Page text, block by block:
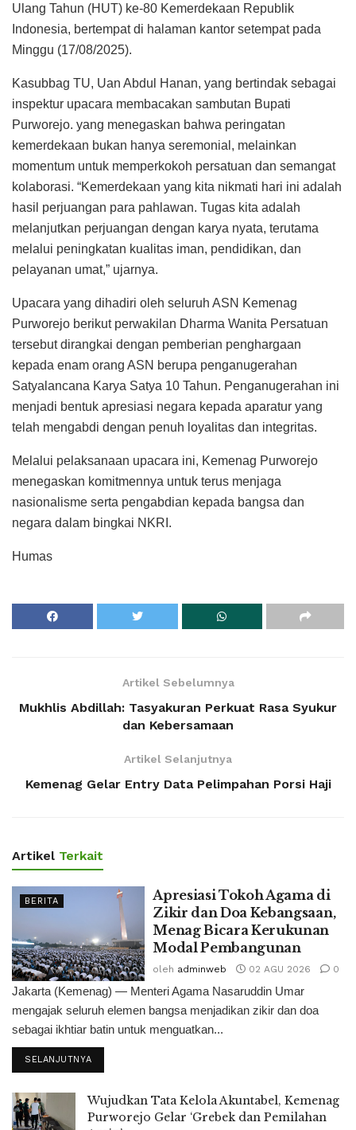
Ulang Tahun (HUT) ke-80 Kemerdekaan Republik
Indonesia, bertempat di halaman kantor setempat pada
Minggu (17/08/2025).
Kasubbag TU, Uan Abdul Hanan, yang bertindak sebagai
inspektur upacara membacakan sambutan Bupati
Purworejo. yang menegaskan bahwa peringatan
kemerdekaan bukan hanya seremonial, melainkan
momentum untuk memperkokoh persatuan dan semangat
kolaborasi. “Kemerdekaan yang kita nikmati hari ini adalah
hasil perjuangan para pahlawan. Tugas kita adalah
melanjutkan perjuangan dengan karya nyata, terutama
melalui peningkatan kualitas iman, pendidikan, dan
pelayanan umat,” ujarnya.
Upacara yang dihadiri oleh seluruh ASN Kemenag
Purworejo berikut perwakilan Dharma Wanita Persatuan
tersebut dirangkai dengan pemberian penghargaan
kepada enam orang ASN berupa penganugerahan
Satyalancana Karya Satya 10 Tahun. Penganugerahan ini
menjadi bentuk apresiasi negara kepada aparatur yang
telah mengabdi dengan penuh loyalitas dan integritas.
Melalui pelaksanaan upacara ini, Kemenag Purworejo
menegaskan komitmennya untuk terus menjaga
nasionalisme serta pengabdian kepada bangsa dan
negara dalam bingkai NKRI.
Humas
Artikel Sebelumnya
Mukhlis Abdillah: Tasyakuran Perkuat Rasa Syukur
dan Kebersamaan
Artikel Selanjutnya
Kemenag Gelar Entry Data Pelimpahan Porsi Haji
Artikel Terkait
BERITA
Apresiasi Tokoh Agama di
Zikir dan Doa Kebangsaan,
Menag Bicara Kerukunan
Modal Pembangunan
oleh adminweb 02 AGU 2026 0
Jakarta (Kemenag) — Menteri Agama Nasaruddin Umar
mengajak seluruh elemen bangsa menjadikan zikir dan doa
sebagai ikhtiar batin untuk menguatkan...
SELANJUTNYA
Wujudkan Tata Kelola Akuntabel, Kemenag
Purworejo Gelar ‘Grebek dan Pemilahan